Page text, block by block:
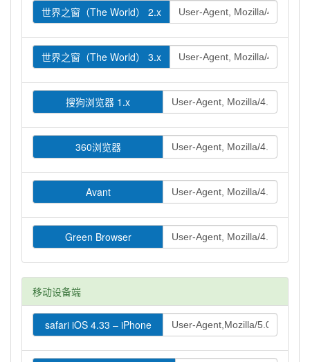
世界之窗（The World） 2.x
世界之窗（The World） 3.x
搜狗浏览器 1.x
360浏览器
Avant
Green Browser
移动设备端
safari iOS 4.33 – iPhone